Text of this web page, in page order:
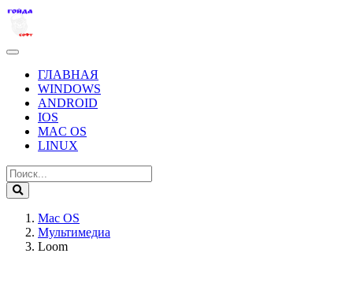
ГЛАВНАЯ
WINDOWS
ANDROID
IOS
MAC OS
LINUX
Mac OS
Мультимедиа
Loom